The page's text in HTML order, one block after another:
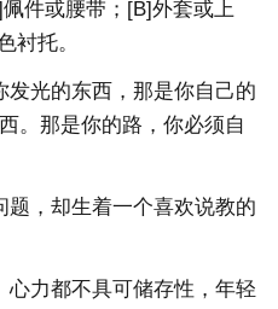
件或腰带；[B]外套或上
衬托。
发光的东西，那是你自己的
。那是你的路，你必须自
题，却生着一个喜欢说教的
心力都不具可储存性，年轻